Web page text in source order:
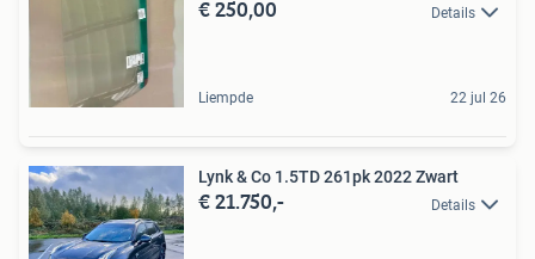
€ 250,00 Details
Liempde 22 jul 26
Lynk & Co 1.5TD 261pk 2022 Zwart
€ 21.750,- Details